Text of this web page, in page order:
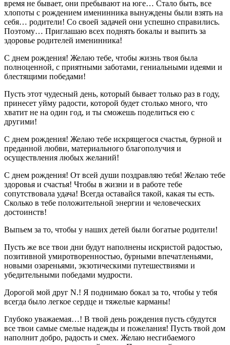
время не бывает, они пребывают на юге… Стало быть, все
хлопоты с рождением именинника вынуждены были взять на
себя… родители! Со своей задачей они успешно справились.
Поэтому… Приглашаю всех поднять бокалы и выпить за
здоровье родителей именинника!
С днем рождения! Желаю тебе, чтобы жизнь твоя была
полноценной, с приятными заботами, гениальными идеями и
блестящими победами!
Пусть этот чудесный день, который бывает только раз в году,
принесет уйму радости, которой будет столько много, что
хватит не на один год, и ты сможешь поделиться ею с
другими!
С днем рождения! Желаю тебе искрящегося счастья, бурной и
преданной любви, материального благополучия и
осуществления любых желаний!
С днем рождения! От всей души поздравляю тебя! Желаю тебе
здоровья и счастья! Чтобы в жизни и в работе тебе
сопутствовала удача! Всегда оставайся такой, какая ты есть.
Сколько в тебе положительной энергии и человеческих
достоинств!
Выпьем за то, чтобы у наших детей были богатые родители!
Пусть же все твои дни будут наполнены искристой радостью,
позитивной умиротворенностью, бурными впечатленьями,
новыми озареньями, экзотическими путешествиями и
убедительными победами мудрости.
Дорогой мой друг N.! Я поднимаю бокал за то, чтобы у тебя
всегда было легкое сердце и тяжелые карманы!
Глубоко уважаемая…! В твой день рождения пусть сбудутся
все твои самые смелые надежды и пожелания! Пусть твой дом
наполнит добро, радость и смех. Желаю несгибаемого